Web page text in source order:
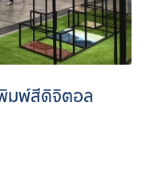
มพ์สีดิจิตอล